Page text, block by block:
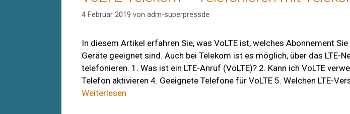
4 Februar 2019 von adm-superpressde
In diesem Artikel erfahren Sie, was VoLTE ist, welches Abonnement
Geräte geeignet sind. Auch bei Telekom ist es möglich, über das LTE-
telefonieren. 1. Was ist ein LTE-Anruf (VoLTE)? 2. Kann ich VoLTE
Telefon aktivieren 4. Geeignete Telefone für VoLTE 5. Welchen LTE-
Weiterlesen